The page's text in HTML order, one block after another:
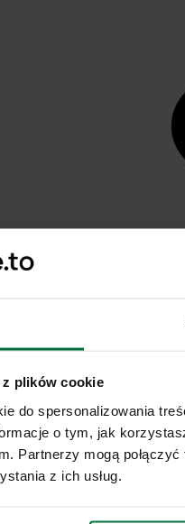
plików cookie
do spersonalizowania
o tym, jak
Partnerzy mogą
z ich usług.